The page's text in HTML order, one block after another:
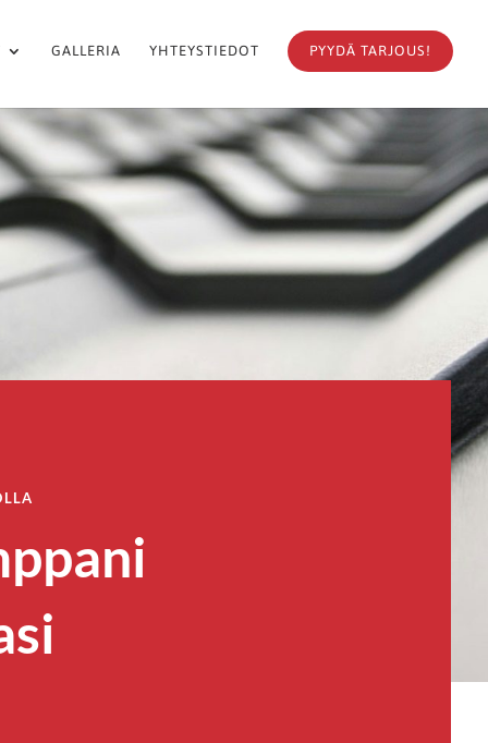
GALLERIA YHTEYSTIEDOT PYYDÄ TARJOUS!